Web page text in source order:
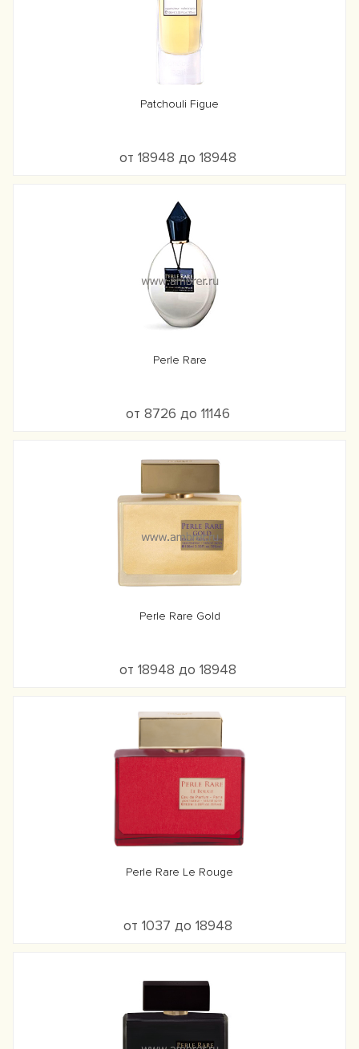
Patchouli Figue
от 18948 до 18948
Perle Rare
от 8726 до 11146
Perle Rare Gold
от 18948 до 18948
Perle Rare Le Rouge
от 1037 до 18948